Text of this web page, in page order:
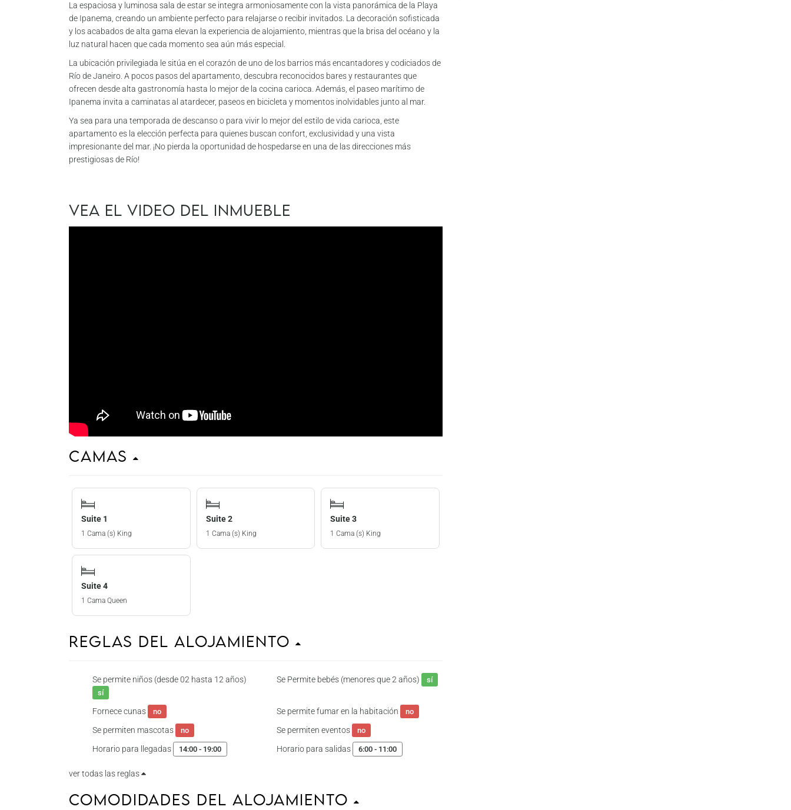
La espaciosa y luminosa sala de estar se integra armoniosamente con la vista panorámica de la Playa
de Ipanema, creando un ambiente perfecto para relajarse o recibir invitados. La decoración sofisticada
y los acabados de alta gama elevan la experiencia de alojamiento, mientras que la brisa del océano y la
luz natural hacen que cada momento sea aún más especial.
La ubicación privilegiada le sitúa en el corazón de uno de los barrios más encantadores y codiciados de
Río de Janeiro. A pocos pasos del apartamento, descubra reconocidos bares y restaurantes que
ofrecen desde alta gastronomía hasta lo mejor de la cocina carioca. Además, el paseo marítimo de
Ipanema invita a caminatas al atardecer, paseos en bicicleta y momentos inolvidables junto al mar.
Ya sea para una temporada de descanso o para vivir lo mejor del estilo de vida carioca, este
apartamento es la elección perfecta para quienes buscan confort, exclusividad y una vista
impresionante del mar. ¡No pierda la oportunidad de hospedarse en una de las direcciones más
prestigiosas de Río!
Vea el video del inmueble
Camas
Suite 1
1 Cama (s) King
Suite 2
1 Cama (s) King
Suite 3
1 Cama (s) King
Suite 4
1 Cama Queen
Reglas del Alojamiento
Se permite niños (desde 02 hasta 12 años)
sí
Se Permite bebés (menores que 2 años) sí
Fornece cunas no Se permite fumar en la habitación no
Se permiten mascotas no Se permiten eventos no
Horario para llegadas 14:00 - 19:00 Horario para salidas 6:00 - 11:00
ver todas las reglas
Comodidades del Alojamiento